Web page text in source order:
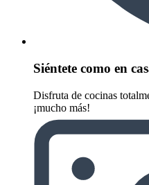
Siéntete como en
Disfruta de cocinas
¡mucho más!